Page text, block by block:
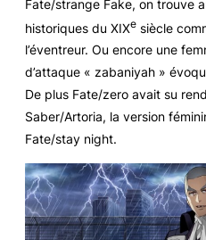
Fate/strange Fake, on trouve
historiques du XIXe siècle
l’éventreur. Ou encore une
d’attaque « zabaniyah »
De plus Fate/zero avait su
Saber/Artoria, la version
Fate/stay night.